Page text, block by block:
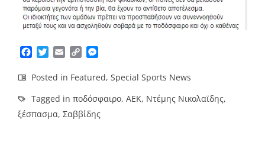
Facebook
TwitterEmailCopy
Posted in Featured, Special Sports News
Tagged in ποδόσφαιρο, ΑΕΚ, Ντέμης Νικολαϊδης,
ξέσπασμα, Σαββίδης